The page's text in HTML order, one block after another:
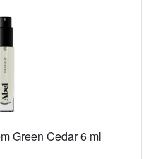
Green Cedar 6 ml